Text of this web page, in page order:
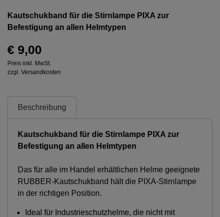
Kautschukband für die Stirnlampe PIXA zur
Befestigung an allen Helmtypen
€ 9,00
Preis inkl. MwSt.
zzgl. Versandkosten
Beschreibung
Kautschukband für die Stirnlampe PIXA zur
Befestigung an allen Helmtypen
Das für alle im Handel erhältlichen Helme geeignete
RUBBER-Kautschukband hält die PIXA-Stirnlampe
in der richtigen Position.
Ideal für Industrieschutzhelme, die nicht mit